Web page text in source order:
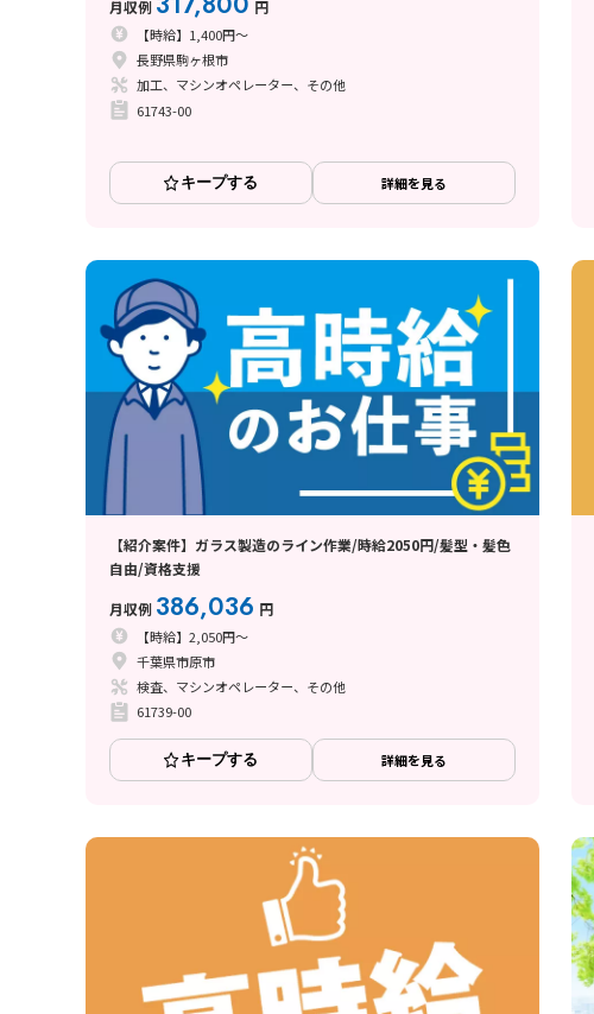
月収例
円
【時給】1,400円～
長野県駒ヶ根市
加工、マシンオペレーター、その他
61743-00
キープする 詳細を見る
【紹介案件】ガラス製造のライン作業/時給2050円/髪型・髪色
自由/資格支援
月収例 386,036 円
【時給】2,050円～
千葉県市原市
検査、マシンオペレーター、その他
61739-00
キープする 詳細を見る